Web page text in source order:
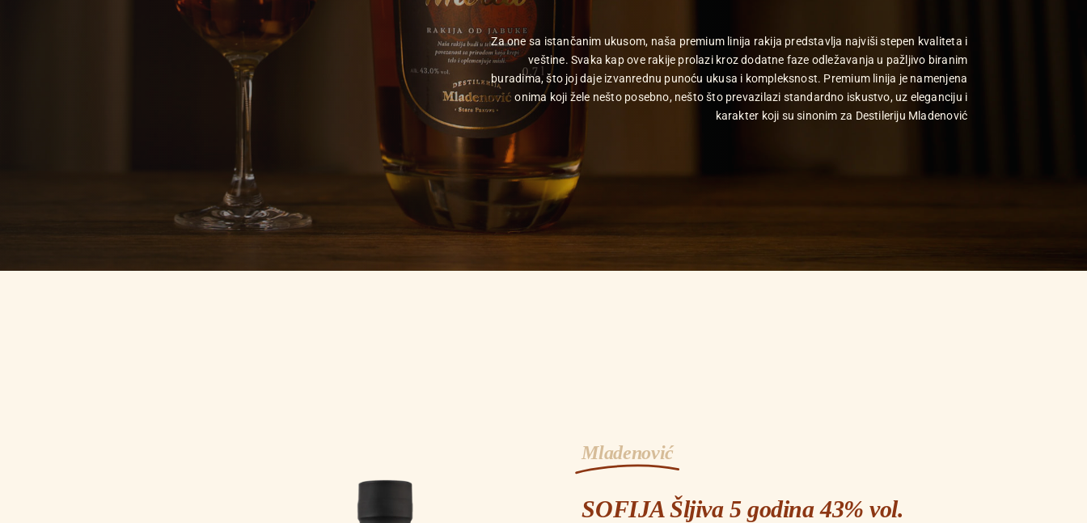
Za one sa istančanim ukusom, naša premium linija rakija predstavlja najviši stepen kvaliteta i
veštine. Svaka kap ove rakije prolazi kroz dodatne faze odležavanja u pažljivo biranim
buradima, što joj daje izvanrednu punoću ukusa i kompleksnost. Premium linija je namenjena
onima koji žele nešto posebno, nešto što prevazilazi standardno iskustvo, uz eleganciju i
karakter koji su sinonim za Destileriju Mladenović
Mladenović
SOFIJA Šljiva 5 godina 43% vol.